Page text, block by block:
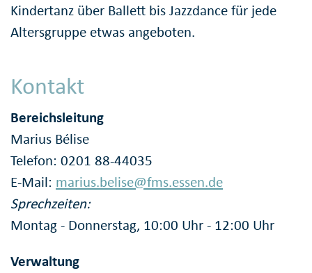
Kindertanz über Ballett bis Jazzdance für jede
Alters­gruppe etwas angeboten.
Kontakt
Bereichsleitung
Marius Bélise
Telefon: 0201 88-44035
E-Mail: marius.belise@fms.essen.de
Sprechzeiten:
Montag - Donnerstag, 10:00 Uhr - 12:00 Uhr
Verwaltung